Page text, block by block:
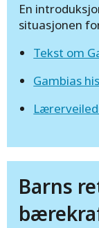
En
situasjonen
Tekst om
Gambias
Barns